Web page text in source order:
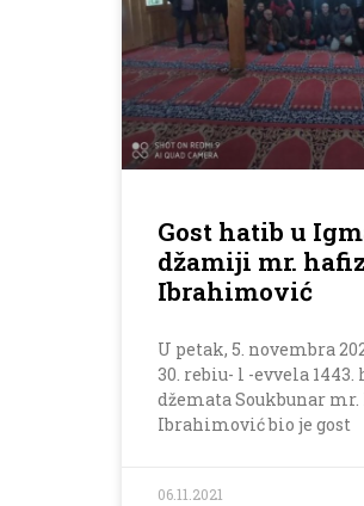
Gost hatib u
džamiji mr.
Ibrahimović
U petak, 5. novembra
30. rebiu- l -evvela
džemata Soukbunar mr.
Ibrahimović bio je gost
06.11.2021